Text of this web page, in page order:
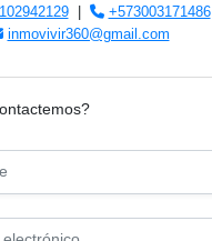
|
+573003171486
inmovivir360@gmail.com